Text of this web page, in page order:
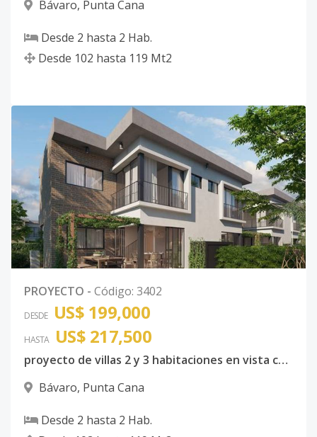
Bávaro, Punta Cana
Desde 2 hasta 2 Hab.
Desde 102 hasta 119 Mt2
PROYECTO - Código: 3402
DESDE US$ 199,000
HASTA US$ 217,500
proyecto de villas 2 y 3 habitaciones en vista cana
Bávaro, Punta Cana
Desde 2 hasta 2 Hab.